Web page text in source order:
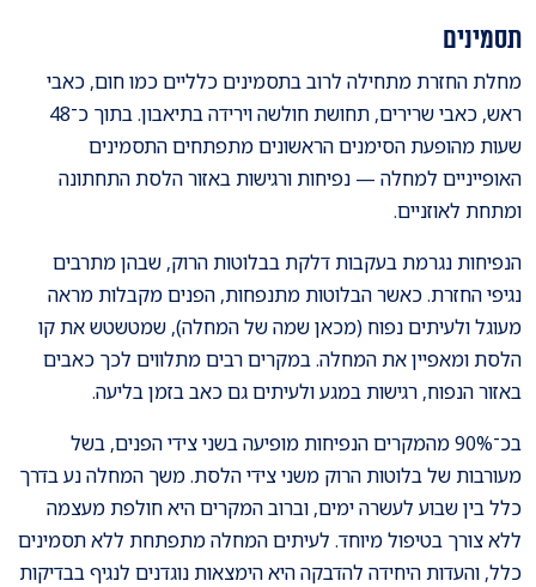
תסמינים
מחלת החזרת מתחילה לרוב בתסמינים כלליים כמו חום, כאבי
ראש, כאבי שרירים, תחושת חולשה וירידה בתיאבון. בתוך כ־48
שעות מהופעת הסימנים הראשונים מתפתחים התסמינים
האופייניים למחלה — נפיחות ורגישות באזור הלסת התחתונה
ומתחת לאוזניים.
הנפיחות נגרמת בעקבות דלקת בבלוטות הרוק, שבהן מתרבים
נגיפי החזרת. כאשר הבלוטות מתנפחות, הפנים מקבלות מראה
מעוגל ולעיתים נפוח (מכאן שמה של המחלה), שמטשטש את קו
הלסת ומאפיין את המחלה. במקרים רבים מתלווים לכך כאבים
באזור הנפוח, רגישות במגע ולעיתים גם כאב בזמן בליעה.
בכ־90% מהמקרים הנפיחות מופיעה בשני צידי הפנים, בשל
מעורבות של בלוטות הרוק משני צידי הלסת. משך המחלה נע בדרך
כלל בין שבוע לעשרה ימים, וברוב המקרים היא חולפת מעצמה
ללא צורך בטיפול מיוחד. לעיתים המחלה מתפתחת ללא תסמינים
כלל, והעדות היחידה להדבקה היא הימצאות נוגדנים לנגיף בבדיקות